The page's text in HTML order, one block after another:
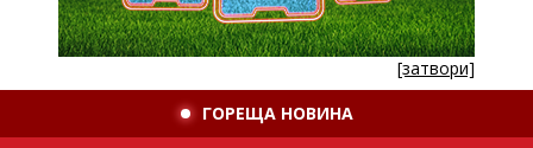
[затвори]
ГОРЕЩА НОВИНА